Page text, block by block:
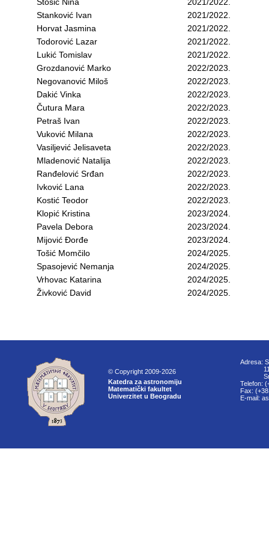
Stanković Ivan
2021/2022.
Horvat Jasmina
2021/2022.
Todorović Lazar
2021/2022.
Lukić Tomislav
2021/2022.
Grozdanović Marko
2022/2023.
Negovanović Miloš
2022/2023.
Dakić Vinka
2022/2023.
Čutura Mara
2022/2023.
Petraš Ivan
2022/2023.
Vuković Milana
2022/2023.
Vasiljević Jelisaveta
2022/2023.
Mladenović Natalija
2022/2023.
Ranđelović Srđan
2022/2023.
Ivković Lana
2022/2023.
Kostić Teodor
2022/2023.
Klopić Kristina
2023/2024.
Pavela Debora
2023/2024.
Mijović Đorđe
2023/2024.
Tošić Momčilo
2024/2025.
Spasojević Nemanja
2024/2025.
Vrhovac Katarina
2024/2025.
Živković David
2024/2025.
© Copyright 2009-2026
Katedra za astronomiju
Matematički fakultet
Univerzitet u Beogradu
Adresa:
Telefon:
Fax:
E-mail: